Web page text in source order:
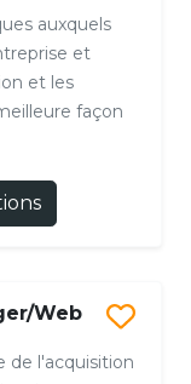
auxquels
et
et les
façon
Web
de l'acquisition